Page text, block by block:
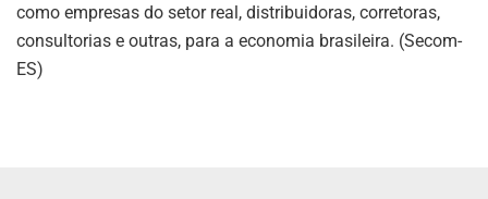
como empresas do setor real, distribuidoras, corretoras,
consultorias e outras, para a economia brasileira. (Secom-
ES)